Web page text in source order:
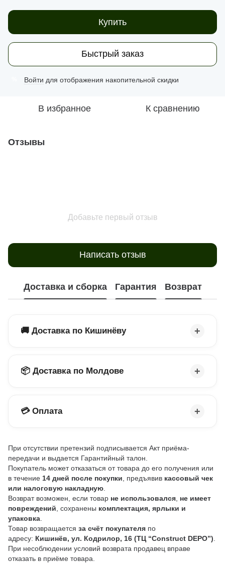
Купить
Быстрый заказ
Войти для отображения накопительной скидки
В избранное К сравнению
Отзывы
Добавьте первый отзыв
Написать отзыв
Доставка и сборка Гарантия Возврат
🚚 Доставка по Кишинёву
📦 Доставка по Молдове
💳 Оплата
При отсутствии претензий подписывается Акт приёма-
передачи и выдается Гарантийный талон.
Покупатель может отказаться от товара до его получения или
в течение 14 дней после покупки , предъявив кассовый чек
или налоговую накладную
Возврат возможен, если товар не использовался не имеет
повреждений , сохранены комплектация, ярлыки и
упаковка
Товар возвращается за счёт покупателя по
адресу: Кишинёв, ул. Кодрилор, 16 (ТЦ “Construct DEPO”)
При несоблюдении условий возврата продавец вправе
отказать в приёме товара.